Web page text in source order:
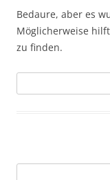
Bedaure, aber es
Möglicherweise
zu finden.
nach: